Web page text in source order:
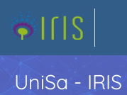
UniSa - IRIS